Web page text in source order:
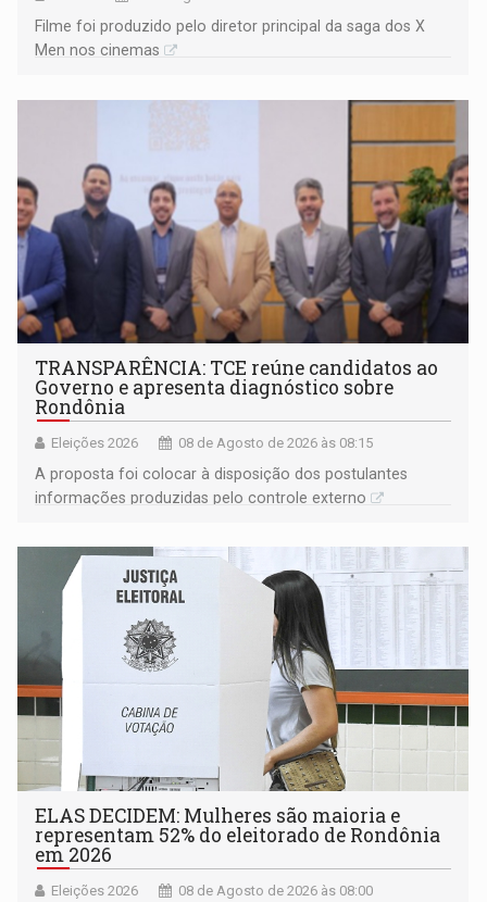
Filme foi produzido pelo diretor principal da saga dos X
Men nos cinemas
TRANSPARÊNCIA: TCE reúne candidatos ao
Governo e apresenta diagnóstico sobre
Rondônia
Eleições 2026 08 de Agosto de 2026 às 08:15
A proposta foi colocar à disposição dos postulantes
informações produzidas pelo controle externo
ELAS DECIDEM: Mulheres são maioria e
representam 52% do eleitorado de Rondônia
em 2026
Eleições 2026 08 de Agosto de 2026 às 08:00